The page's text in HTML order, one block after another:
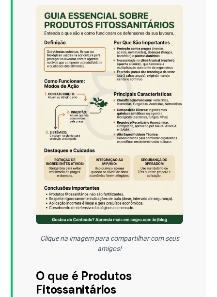
Clique na imagem para compartilhar com seus
amigos!
O que é Produtos
Fitossanitários